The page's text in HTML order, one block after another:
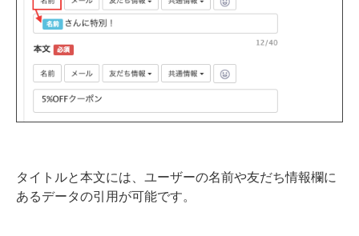
タイトルと本文には、ユーザーの名前や友だち情報欄に
あるデータの引用が可能です。